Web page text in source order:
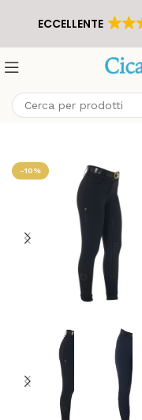
ECCELLENTE
-10%